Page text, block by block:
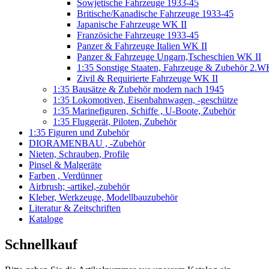
Sowjetische Fahrzeuge 1933-45
Britische/Kanadische Fahrzeuge 1933-45
Japanische Fahrzeuge WK II
Französiche Fahrzeuge 1933-45
Panzer & Fahrzeuge Italien WK II
Panzer & Fahrzeuge Ungarn,Tscheschien WK II
1:35 Sonstige Staaten, Fahrzeuge & Zubehör
Zivil & Requirierte Fahrzeuge WK II
1:35 Bausätze & Zubehör modern nach 1945
1:35 Lokomotiven, Eisenbahnwagen, -geschütze
1:35 Marinefiguren, Schiffe , U-Boote, Zubehör
1:35 Fluggerät, Piloten, Zubehör
1:35 Figuren und Zubehör
DIORAMENBAU , -Zubehör
Nieten, Schrauben, Profile
Pinsel & Malgeräte
Farben , Verdünner
Airbrush; -artikel,-zubehör
Kleber, Werkzeuge, Modellbauzubehör
Literatur & Zeitschriften
Kataloge
Schnellkauf